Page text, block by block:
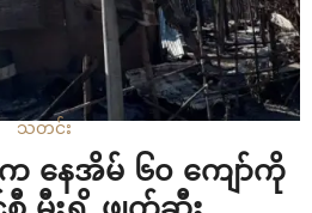
သတင်း
နေအိမ် ၆၀ ကျော်ကို